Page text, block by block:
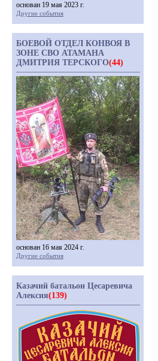
основан 19 мая 2023 г.
Другие события
БОЕВОЙ ОТДЕЛ КОНВОЯ В
ЗОНЕ СВО АТАМАНА
ДМИТРИЯ ТЕРСКОГО(44)
основан 16 мая 2024 г.
Другие события
Казачий батальон Цесаревича
Алексия(139)